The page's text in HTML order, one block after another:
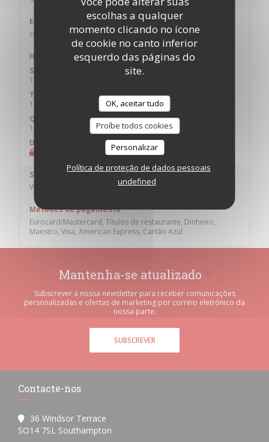
escolhas a qualquer
momento clicando no ícone
de cookie no canto inferior
esquerdo das páginas do
site.
OK, aceitar tudo
Proíbe todos cookies
Personalizar
Política de proteção de dados pessoais
undefined
Estacionamento
civic Car park
Horário de abertura
Segunda-feira
17:00 - 21:30
Ter
12:00 - 21:30
Qui
12:00 - 22:00
Domingo
Serviços
Wi-fi, Privatização
Métodos de pagamento
Eurocard/Mastercard, Títulos de restaurante, Dinheiro,
Maestro, Visa, American Express, Cartão Azul
Mantenha-se atualizado *
Subscrever a nossa newsletter para receber comunicações
personalizadas e ofertas de marketing por correio eletrónico da
nossa parte.
SUBSCREVER
Contacte-nos
36 Windsor Terrace
SO14 7SL Southampton